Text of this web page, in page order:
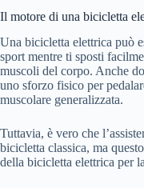
Il motore di una bicicletta
Una bicicletta elettrica può
sport mentre ti sposti
muscoli del corpo. Anche
uno sforzo fisico per
muscolare generalizzata.
Tuttavia, è vero che
bicicletta classica, ma
della bicicletta elettrica per